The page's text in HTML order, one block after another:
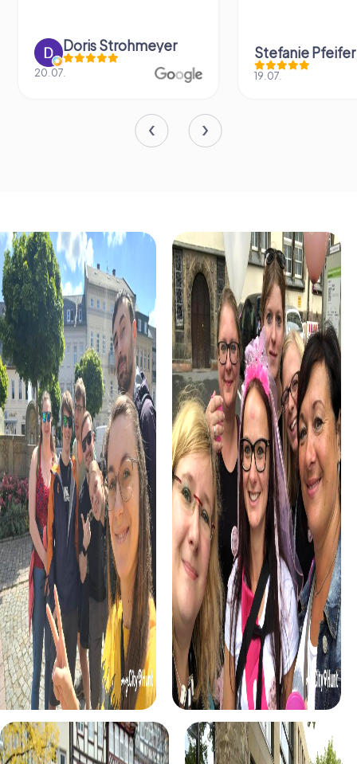
Stefanie Pfeifer
19.07.
Peter Lustig
18.07.